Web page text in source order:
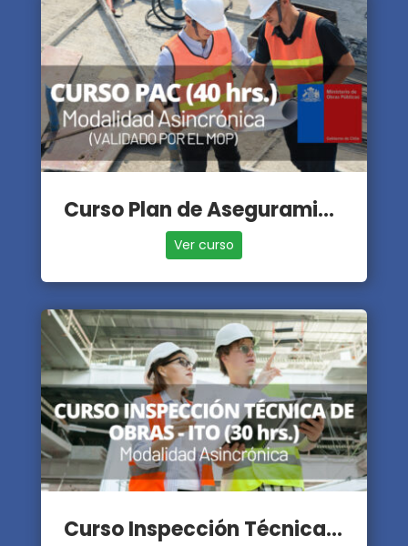
Curso Plan de Aseguramiento de la Calidad - PAC
Ver curso
Curso Inspección Técnica de Obras - ITO